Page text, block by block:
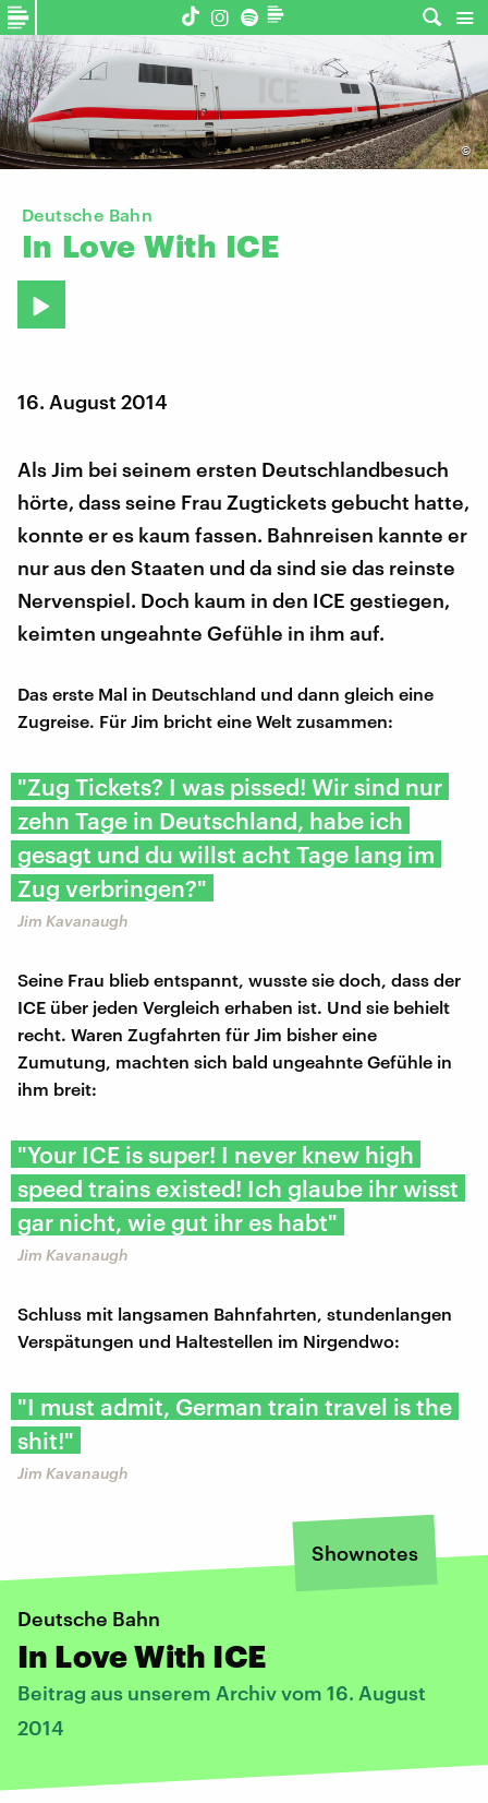
©
Deutsche Bahn
In Love With ICE
16. August 2014
Als Jim bei seinem ersten Deutschlandbesuch
hörte, dass seine Frau Zugtickets gebucht hatte,
konnte er es kaum fassen. Bahnreisen kannte er
nur aus den Staaten und da sind sie das reinste
Nervenspiel. Doch kaum in den ICE gestiegen,
keimten ungeahnte Gefühle in ihm auf.
Das erste Mal in Deutschland und dann gleich eine
Zugreise. Für Jim bricht eine Welt zusammen:
"Zug Tickets? I was pissed! Wir sind nur
zehn Tage in Deutschland, habe ich
gesagt und du willst acht Tage lang im
Zug verbringen?"
Jim Kavanaugh
Seine Frau blieb entspannt, wusste sie doch, dass der
ICE über jeden Vergleich erhaben ist. Und sie behielt
recht. Waren Zugfahrten für Jim bisher eine
Zumutung, machten sich bald ungeahnte Gefühle in
ihm breit:
"Your ICE is super! I never knew high
speed trains existed! Ich glaube ihr wisst
gar nicht, wie gut ihr es habt"
Jim Kavanaugh
Schluss mit langsamen Bahnfahrten, stundenlangen
Verspätungen und Haltestellen im Nirgendwo:
"I must admit, German train travel is the
shit!"
Jim Kavanaugh
Shownotes
Deutsche Bahn
In Love With ICE
Beitrag aus unserem Archiv vom 16. August
2014